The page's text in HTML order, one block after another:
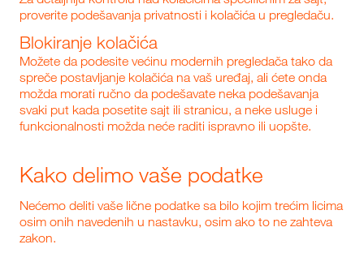
proverite podešavanja privatnosti i kolačića u pregledaču.
Blokiranje kolačića
Možete da podesite većinu modernih pregledača tako da
spreče postavljanje kolačića na vaš uređaj, ali ćete onda
možda morati ručno da podešavate neka podešavanja
svaki put kada posetite sajt ili stranicu, a neke usluge i
funkcionalnosti možda neće raditi ispravno ili uopšte.
Kako delimo vaše podatke
Nećemo deliti vaše lične podatke sa bilo kojim trećim licima
osim onih navedenih u nastavku, osim ako to ne zahteva
zakon.